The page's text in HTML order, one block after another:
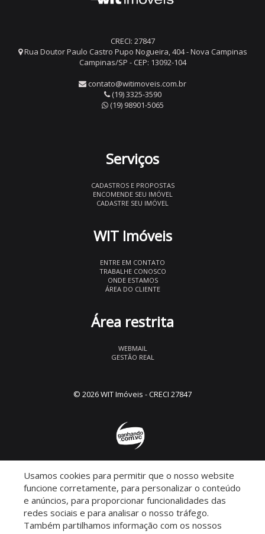
CRECI: 27847
Rua Doutor Paulo Castro Pupo Nogueira, 404 - Nova Campinas
Campinas/SP - CEP: 13092-104
contato@witimoveis.com.br
(19) 3325-3590
(19) 98901-5065
Serviços
CADASTROS E PROPOSTAS
ENCOMENDE SEU IMÓVEL
CADASTRE SEU IMÓVEL
WIT Imóveis
ENTRE EM CONTATO
TRABALHE CONOSCO
ONDE ESTAMOS
ÁREA DO CLIENTE
Área restrita
WEBMAIL
GESTÃO REAL
© 2026 WIT Imóveis - CRECI 27847
Descomplicado por:
Usamos cookies para permitir que o nosso website
funcione corretamente, para personalizar o conteúdo
e anúncios, para proporcionar funcionalidades das
redes sociais e para analisar o nosso tráfego.
Também partilhamos informação com os nossos